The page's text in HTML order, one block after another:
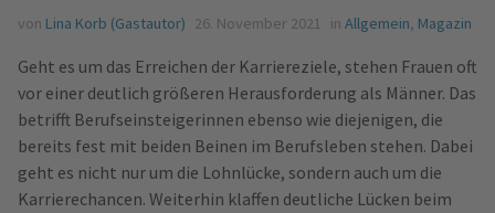
von Lina Korb (Gastautor) 26. November 2021 in Allgemein, Magazin
Geht es um das Erreichen der Karriereziele, stehen Frauen oft
vor einer deutlich größeren Herausforderung als Männer. Das
betrifft Berufseinsteigerinnen ebenso wie diejenigen, die
bereits fest mit beiden Beinen im Berufsleben stehen. Dabei
geht es nicht nur um die Lohnlücke, sondern auch um die
Karrierechancen. Weiterhin klaffen deutliche Lücken beim